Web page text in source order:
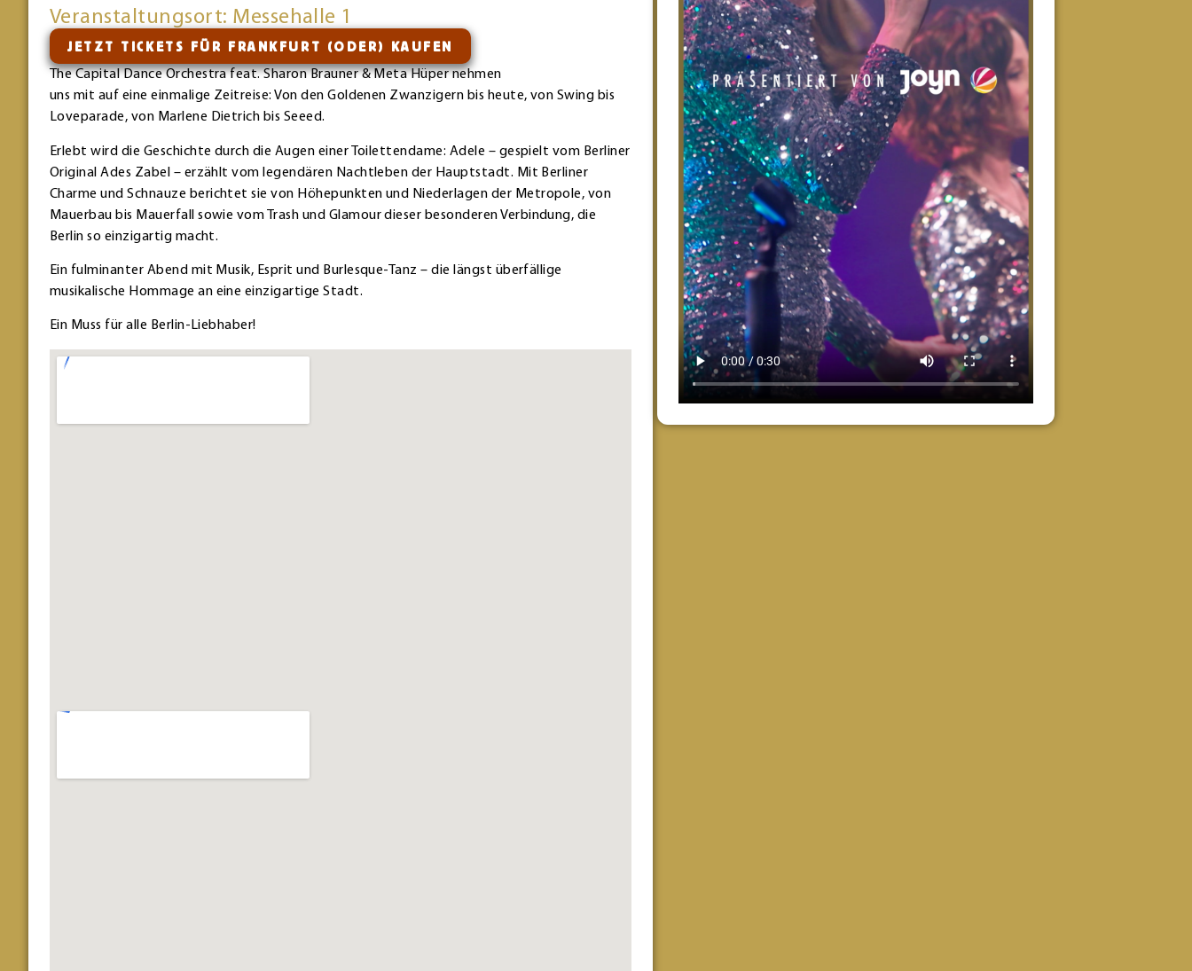
Veranstaltungsort: Messehalle 1
JETZT TICKETS FÜR FRANKFURT (ODER) KAUFEN
The Capital Dance Orchestra feat. Sharon Brauner & Meta Hüper nehmen
uns mit auf eine einmalige Zeitreise: Von den Goldenen Zwanzigern bis heute, von Swing bis
Loveparade, von Marlene Dietrich bis Seeed.
Erlebt wird die Geschichte durch die Augen einer Toilettendame: Adele – gespielt vom Berliner
Original Ades Zabel – erzählt vom legendären Nachtleben der Hauptstadt. Mit Berliner
Charme und Schnauze berichtet sie von Höhepunkten und Niederlagen der Metropole, von
Mauerbau bis Mauerfall sowie vom Trash und Glamour dieser besonderen Verbindung, die
Berlin so einzigartig macht.
Ein fulminanter Abend mit Musik, Esprit und Burlesque-Tanz – die längst überfällige
musikalische Hommage an eine einzigartige Stadt.
Ein Muss für alle Berlin-Liebhaber!